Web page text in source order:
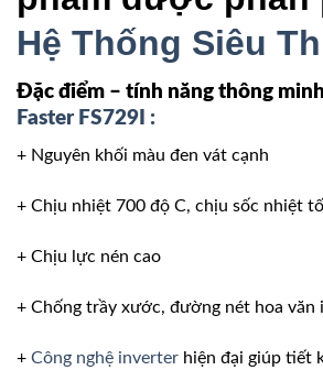
Hệ Thống Siêu
Đặc điểm – tính năng thông
Faster FS729I :
+ Nguyên khối màu đen vát cạnh
+ Chịu nhiệt 700 độ C, chịu sốc nhiệt
+ Chịu lực nén cao
+ Chống trầy xước, đường nét hoa văn
+ Công nghệ inverter hiện đại giúp tiết